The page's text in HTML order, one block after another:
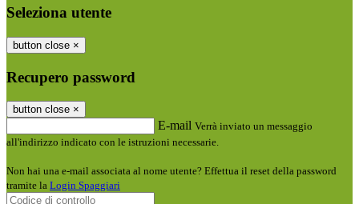
Seleziona utente
button close ×
Recupero password
button close ×
E-mail Verrà inviato un messaggio
all'indirizzo indicato con le istruzioni necessarie.
Non hai una e-mail associata al nome utente? Effettua il reset della password
tramite la Login Spaggiari